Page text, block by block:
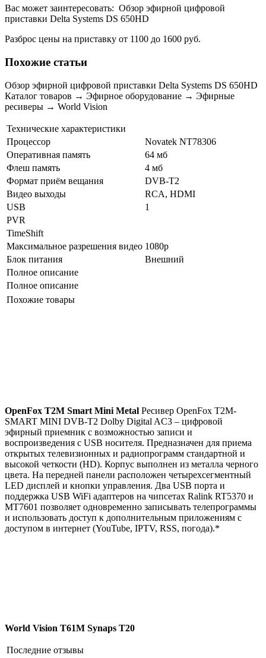
Вас может заинтересовать: Обзор эфирной цифровой
приставки Delta Systems DS 650HD
Разброс цены на приставку от 1100 до 1600 руб.
Похожие статьи
Обзор эфирной цифровой приставки Delta Systems DS 650HD
Каталог товаров → Эфирное оборудование → Эфирные
ресиверы → World Vision
Технические характеристики
Процессор
Novatek NT78306
Оперативная память
64 мб
Флеш память
4 мб
Формат приём вещания
DVB-T2
Видео выходы
RCA, HDMI
USB
1
PVR
TimeShift
Максимальное разрешения видео 1080p
Блок питания
Внешний
Полное описание
Полное описание
Похожие товары
OpenFox T2M Smart Mini Metal Ресивер OpenFox T2M-
SMART MINI DVB-T2 Dolby Digital AC3 – цифровой
эфирный приемник с возможностью записи и
воспроизведения с USB носителя. Предназначен для приема
открытых телевизионных и радиопрограмм стандартной и
высокой четкости (HD). Корпус выполнен из металла черного
цвета. На передней панели расположен четырехсегментный
LED дисплей и кнопки управления. Два USB порта и
поддержка USB WiFi адаптеров на чипсетах Ralink RT5370 и
MT7601 позволяет одновременно записывать телепрограммы
и использовать доступ к дополнительным приложениям с
доступом в интернет (YouTube, IPTV, RSS, погода).*
World Vision T61M Synaps T20
Последние отзывы